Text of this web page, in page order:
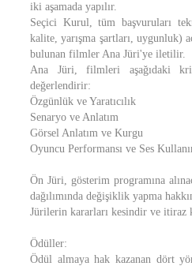
iki aşamada yapılır.
Seçici Kurul, tüm başvuruları
kalite, yarışma şartları, uygunluk)
bulunan filmler Ana Jüri'ye iletilir.
Ana Jüri, filmleri aşağıdaki
değerlendirir:
Özgünlük ve Yaratıcılık
Senaryo ve Anlatım
Görsel Anlatım ve Kurgu
Oyuncu Performansı ve Ses
Ön Jüri, gösterim programına
dağılımında değişiklik yapma
Jürilerin kararları kesindir ve itiraz
Ödüller:
Ödül almaya hak kazanan dört